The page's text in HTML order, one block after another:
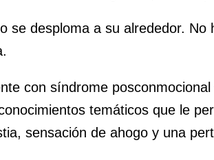
se desploma a su alrededor. No
con síndrome
temáticos que le
sensación de ahogo y una